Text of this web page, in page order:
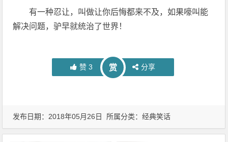
有一种忍让，叫做让你后悔都来不及，如果嚎叫能
解决问题，驴早就统治了世界！
赞 3 赏 分享
发布日期：2018年05月26日 所属分类：经典笑话